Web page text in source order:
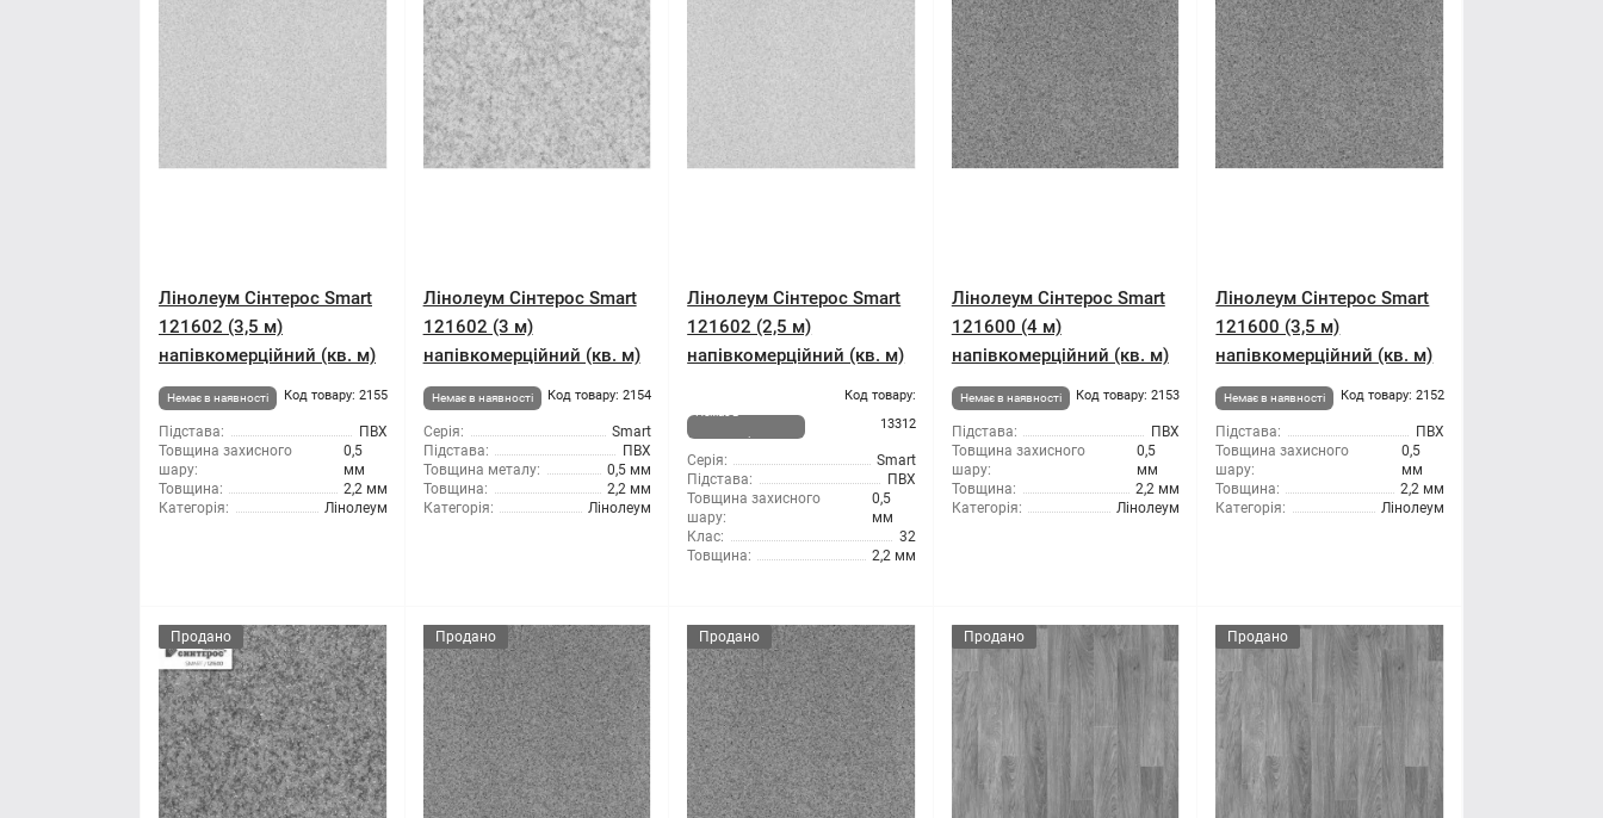
Лінолеум Сінтерос Smart
121602 (3,5 м)
напівкомерційний (кв. м)
Немає в наявності Код товару: 2155
Підстава:
ПВХ
Товщина захисного
шару:
0,5
мм
Товщина:
2,2 мм
Категорія:
Лінолеум
Лінолеум Сінтерос Smart
121602 (3 м)
напівкомерційний (кв. м)
Немає в наявності Код товару: 2154
Серія:
Smart
Підстава:
ПВХ
Товщина металу:
0,5 мм
Товщина:
2,2 мм
Категорія:
Лінолеум
Лінолеум Сінтерос Smart
121602 (2,5 м)
напівкомерційний (кв. м)
Немає в
наявності
Код товару:
13312
Серія:
Smart
Підстава:
ПВХ
Товщина захисного
шару:
0,5
мм
Клас:
32
Товщина:
2,2 мм
Лінолеум Сінтерос Smart
121600 (4 м)
напівкомерційний (кв. м)
Немає в наявності Код товару: 2153
Підстава:
ПВХ
Товщина захисного
шару:
0,5
мм
Товщина:
2,2 мм
Категорія:
Лінолеум
Лінолеум Сінтерос Smart
121600 (3,5 м)
напівкомерційний (кв. м)
Немає в наявності Код товару: 2152
Підстава:
ПВХ
Товщина захисного
шару:
0,5
мм
Товщина:
2,2 мм
Категорія:
Лінолеум
Продано Продано Продано Продано Продано